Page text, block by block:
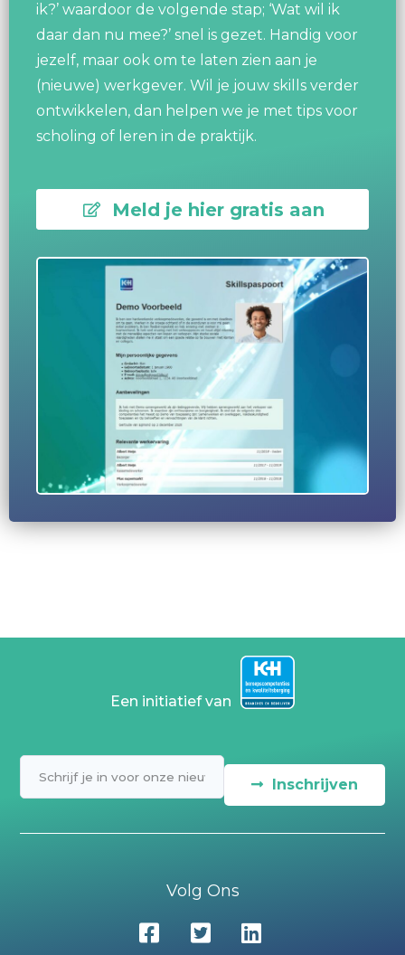
ik?’ waardoor de volgende stap; ‘Wat wil ik
daar dan nu mee?’ snel is gezet. Handig voor
jezelf, maar ook om te laten zien aan je
(nieuwe) werkgever. Wil je jouw skills verder
ontwikkelen, dan helpen we je met tips voor
scholing of leren in de praktijk.
Meld je hier gratis aan
Een initiatief van
Inschrijven
Volg Ons